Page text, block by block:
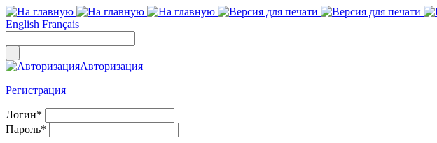
English Français
Авторизация
Регистрация
Логин*
Пароль*